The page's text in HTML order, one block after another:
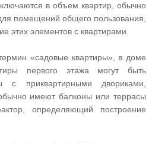
в объем квартир, обычно
помещений общего пользования,
этих элементов с квартирами.
«садовые квартиры», в доме
первого этажа могут быть
с приквартирными двориками,
имеют балконы или террасы
определяющий построение